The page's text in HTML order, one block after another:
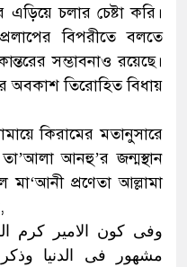
চলার চেষ্টা করি।
বিপরীতে বলতে
সম্ভাবনাও রয়েছে।
অবকাশ তিরোহিত বিধায়
কিরামের মতানুসারে
তা’আলা আনহু’র জন্মস্থান
মা‘আনী প্রণেতা আল্লামা
وفی کون الامیر کرم
مشهور فی الدنیا